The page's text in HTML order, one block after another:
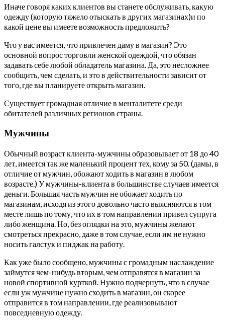
Иначе говоря каких клиентов вы станете обслуживать, какую
одежду (которую тяжело отыскать в других магазинах)и по
какой цене вы имеете возможность предложить?
Что у вас имеется, что привлечен даму в магазин? Это
основной вопрос торговли женской одеждой, что обязан
задавать себе любой обладатель магазина. Да, это несложнее
сообщить, чем сделать, и это в действительности зависит от
того, где вы планируете открыть магазин.
Существует громадная отличие в менталитете среди
обитателей различных регионов страны.
Мужчины
Обычный возраст клиента-мужчины образовывает от 18 до 40
лет, имеется так же маленький процент тех, кому за 50. (дамы, в
отличие от мужчин, обожают ходить в магазин в любом
возрасте.) У мужчины-клиента в большинстве случаев имеется
деньги. Большая часть мужчин не обожает ходить по
магазинам, исходя из этого довольно часто выясняются в том
месте лишь по тому, что их в том направлении привел супруга
либо женщина. Но, без оглядки на это, мужчины желают
смотреться прекрасно, даже в том случае, если им не нужно
носить галстук и пиджак на работу.
Как уже было сообщено, мужчины с громадным наслаждение
займутся чем-нибудь вторым, чем отправятся в магазин за
новой спортивной курткой. Нужно подчернуть, что в случае
если уж мужчине нужно сходить в магазин, он скорее
отправится в том направлении, где реализовывают
повседневную одежду.